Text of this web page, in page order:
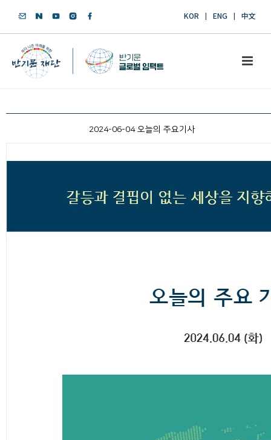
KOR ENG 中文
2024-06-04 오늘의 주요기사